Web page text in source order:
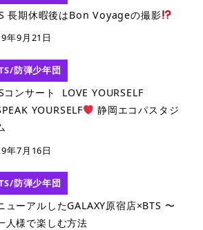
長期休暇後はBon Voyageの撮影
年9月21日
防弾少年団
コンサート LOVE YOURSELF
YOURSELF
静岡エコパスタジ
年7月16日
防弾少年団
ューアルしたGALAXY原宿店×BTS 〜
人様で楽しむ方法